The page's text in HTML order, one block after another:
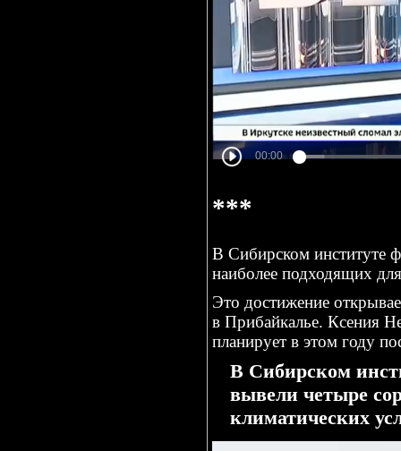
***
В Сибирском институте
наиболее подходящих
Это достижение
в Прибайкалье. Ксения
планирует в этом году
В Сибирском
вывели четыре
климатических